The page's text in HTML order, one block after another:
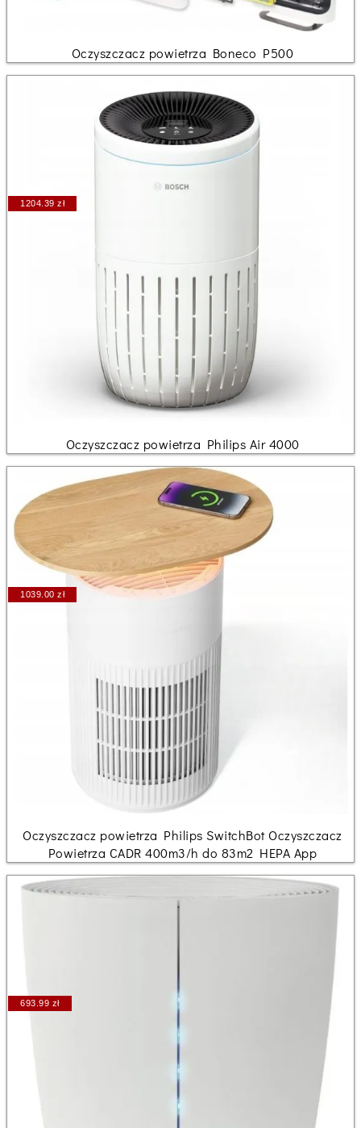
Oczyszczacz powietrza Boneco P500
1204.39 zł
Oczyszczacz powietrza Philips Air 4000
1039.00 zł
Oczyszczacz powietrza Philips SwitchBot Oczyszczacz
Powietrza CADR 400m3/h do 83m2 HEPA App
693.99 zł